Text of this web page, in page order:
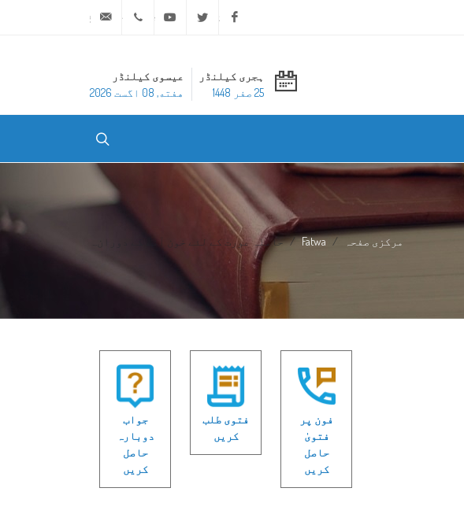
Facebook
Twitter
Youtube
ہجری کیلنڈر
25 صفر 1448
عیسوی کیلنڈر
هفته, 08 اگست 2026
مرکزی صفحہ Fatwa حاملہ عورت کے لئے خون آنے کے دوران...
فون پر
فتویٰ
حاصل
کریں
فتوی طلب
کریں
جواب
دوبارہ
حاصل
کریں